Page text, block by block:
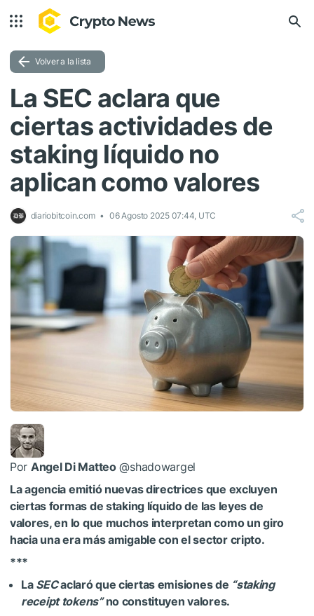
Volver a la lista
La SEC aclara que
ciertas actividades de
staking líquido no
aplican como valores
diariobitcoin.com 06 Agosto 2025 07:44, UTC
Por Angel Di Matteo @shadowargel
La agencia emitió nuevas directrices que excluyen
ciertas formas de staking líquido de las leyes de
valores, en lo que muchos interpretan como un giro
hacia una era más amigable con el sector cripto.
***
La SECaclaró que ciertas emisiones de “staking
receipt tokens”no constituyen valores.